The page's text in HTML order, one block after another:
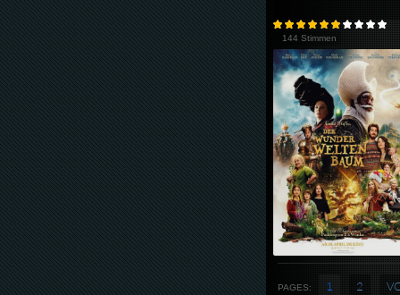
144 Stimmen
PAGES: 1 2